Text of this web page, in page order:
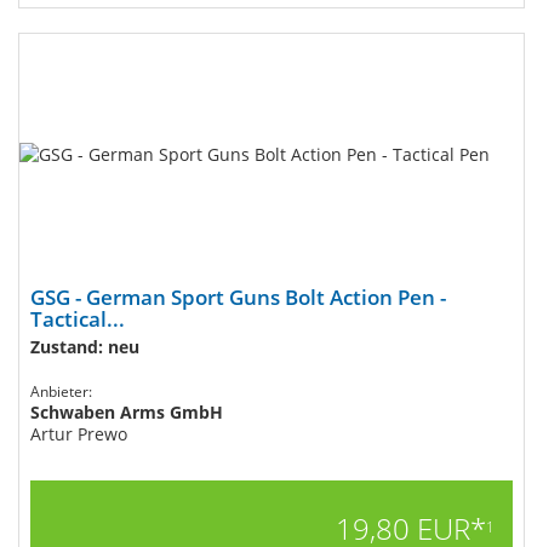
GSG - German Sport Guns Bolt Action Pen -
Tactical...
Zustand: neu
Anbieter:
Schwaben Arms GmbH
Artur Prewo
19,80 EUR*1